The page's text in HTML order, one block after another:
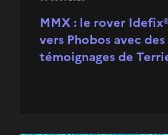
MMX : le rover
vers Phobos avec des
témoignages de